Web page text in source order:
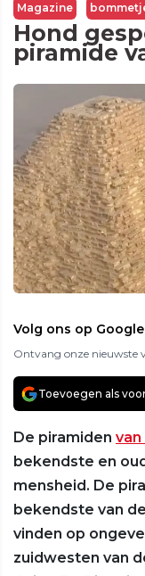
Magazine
Hond
piramide
Volg ons op Google
Ontvang onze nieuwste
Toevoegen als
De piramiden van
bekendste en
mensheid. De
bekendste van
vinden op
zuidwesten van